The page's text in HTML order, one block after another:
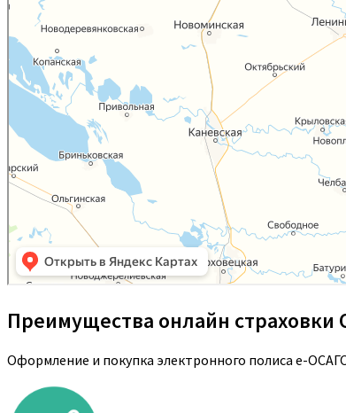
Преимущества онлайн страховки
Оформление и покупка электронного полиса е-